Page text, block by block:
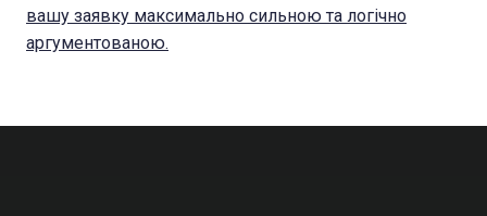
вашу заявку максимально сильною та логічно
аргументованою.